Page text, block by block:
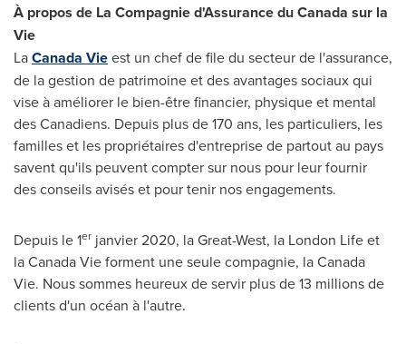
À propos de La Compagnie d'Assurance du Canada sur la
Vie
LaCanada Vieest un chef de file du secteur de l'assurance,
de la gestion de patrimoine et des avantages sociaux qui
vise à améliorer le bien-être financier, physique et mental
des Canadiens. Depuis plus de 170 ans, les particuliers, les
familles et les propriétaires d'entreprise de partout au pays
savent qu'ils peuvent compter sur nous pour leur fournir
des conseils avisés et pour tenir nos engagements.
Depuis le 1er janvier 2020, la Great-West, la London Life et
la Canada Vie forment une seule compagnie, la Canada
Vie. Nous sommes heureux de servir plus de 13 millions de
clients d'un océan à l'autre.